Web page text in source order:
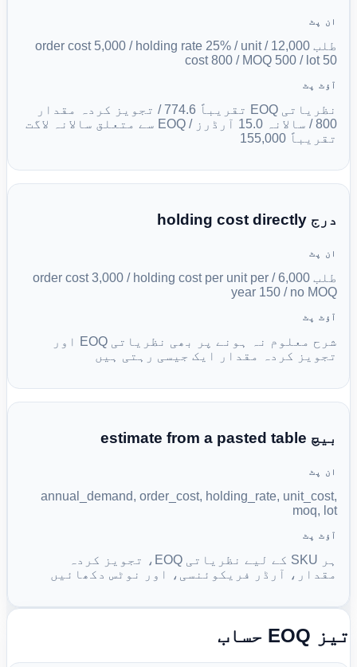
ان پٹ
طلب 12,000 / order cost 5,000 / holding rate 25% / unit
cost 800 / MOQ 500 / lot 50
آؤٹ پٹ
نظریاتی EOQ تقریباً 774.6 / تجویز کردہ مقدار
800 / سالانہ 15.0 آرڈرز / EOQ سے متعلق سالانہ لاگت
تقریباً 155,000
درج holding cost directly
ان پٹ
طلب 6,000 / order cost 3,000 / holding cost per unit per
year 150 / no MOQ
آؤٹ پٹ
شرح معلوم نہ ہونے پر بھی نظریاتی EOQ اور
تجویز کردہ مقدار ایک جیسی رہتی ہیں
بیچ estimate from a pasted table
ان پٹ
annual_demand, order_cost, holding_rate, unit_cost,
moq, lot
آؤٹ پٹ
ہر SKU کے لیے نظریاتی EOQ، تجویز کردہ
مقدار، آرڈر فریکوئنسی، اور نوٹس دکھائیں
تیز EOQ حساب